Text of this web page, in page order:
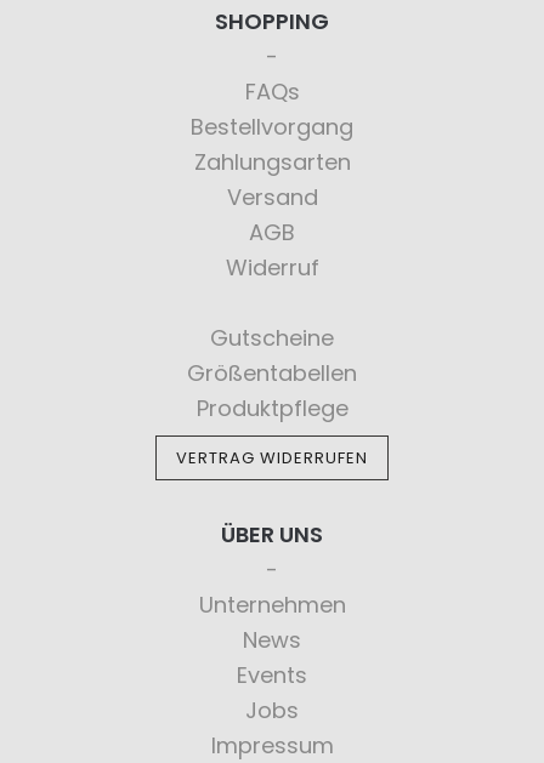
SHOPPING
FAQs
Bestellvorgang
Zahlungsarten
Versand
AGB
Widerruf
Gutscheine
Größentabellen
Produktpflege
VERTRAG WIDERRUFEN
ÜBER UNS
Unternehmen
News
Events
Jobs
Impressum